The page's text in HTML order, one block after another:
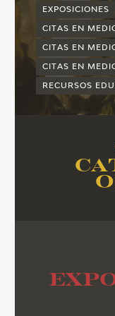
2015
2014
2013
2012
2011
2010
EXPOSICIONES
CITAS EN
CITAS EN
CITAS EN
RECURSOS